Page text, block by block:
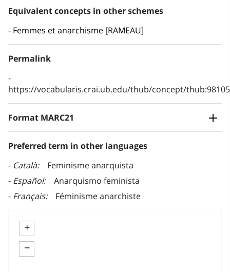
Equivalent concepts in other schemes
Femmes et anarchisme [RAMEAU]
Permalink
https://vocabularis.crai.ub.edu/thub/concept/
Format MARC21
Preferred term in other languages
Català
Feminisme anarquista
Español
Anarquismo feminista
Français
Féminisme anarchiste
+
−